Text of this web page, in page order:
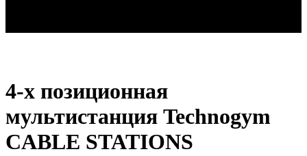
4-х позиционная
мультистанция Technogym
CABLE STATIONS